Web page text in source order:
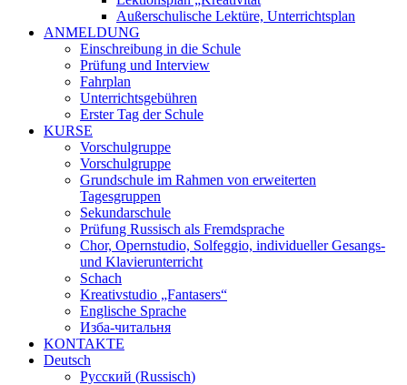
Außerschulische Lektüre, Unterrichtsplan
ANMELDUNG
Einschreibung in die Schule
Prüfung und Interview
Fahrplan
Unterrichtsgebühren
Erster Tag der Schule
KURSE
Vorschulgruppe
Vorschulgruppe
Grundschule im Rahmen von erweiterten
Tagesgruppen
Sekundarschule
Prüfung Russisch als Fremdsprache
Chor, Opernstudio, Solfeggio, individueller Gesangs-
und Klavierunterricht
Schach
Kreativstudio „Fantasers“
Englische Sprache
Изба-читальня
KONTAKTE
Deutsch
Русский (Russisch)